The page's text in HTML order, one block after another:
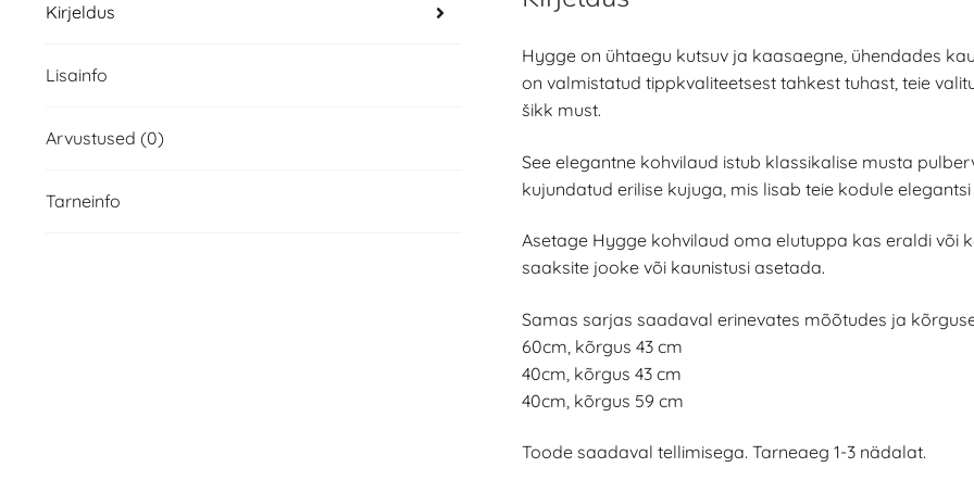
Kirjeldus
Lisainfo
Arvustused (0)
Tarneinfo
Hygge on ühtaegu kutsuv ja kaasaegne, ühendades
on valmistatud tippkvaliteetsest tahkest tuhast, teie
šikk must.
See elegantne kohvilaud istub klassikalise musta
kujundatud erilise kujuga, mis lisab teie kodule
Asetage Hygge kohvilaud oma elutuppa kas eraldi
saaksite jooke või kaunistusi asetada.
Samas sarjas saadaval erinevates mõõtudes ja
60cm, kõrgus 43 cm
40cm, kõrgus 43 cm
40cm, kõrgus 59 cm
Toode saadaval tellimisega. Tarneaeg 1-3 nädalat.